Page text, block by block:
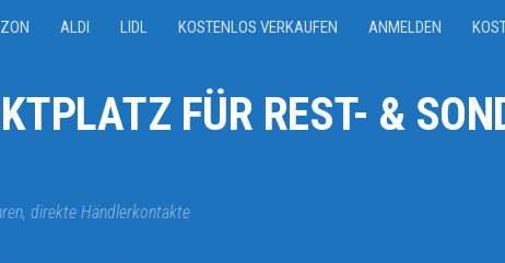
ALDI LIDL KOSTENLOS VERKAUFEN ANMELDEN
FÜR REST- &
direkte Händlerkontakte